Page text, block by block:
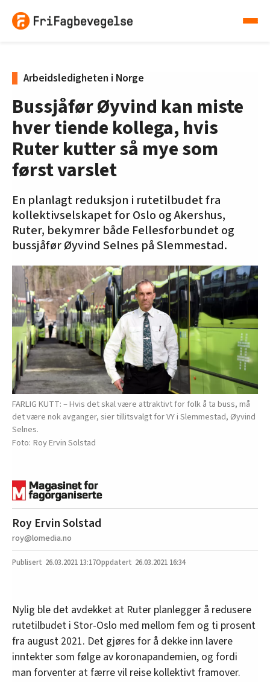
Arbeidsledigheten i Norge
Bussjåfør Øyvind kan miste
hver tiende kollega, hvis
Ruter kutter så mye som
først varslet
En planlagt reduksjon i rutetilbudet fra
kollektivselskapet for Oslo og Akershus,
Ruter, bekymrer både Fellesforbundet og
bussjåfør Øyvind Selnes på Slemmestad.
FARLIG KUTT: – Hvis det skal være attraktivt for folk å ta buss, må
det være nok avganger, sier tillitsvalgt for VY i Slemmestad, Øyvind
Selnes.
Roy Ervin Solstad
Roy Ervin Solstad
roy@lomedia.no
26.03.2021 13:17 26.03.2021 16:34
Nylig ble det avdekket at Ruter planlegger å redusere
rutetilbudet i Stor-Oslo med mellom fem og ti prosent
fra august 2021. Det gjøres for å dekke inn lavere
inntekter som følge av koronapandemien, og fordi
man forventer at færre vil reise kollektivt framover.